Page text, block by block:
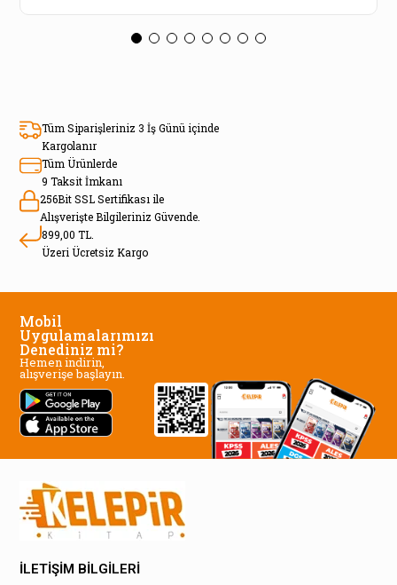
Tüm Siparişleriniz 3 İş Günü içinde
Kargolanır
Tüm Ürünlerde
9 Taksit İmkanı
256Bit SSL Sertifikası ile
Alışverişte Bilgileriniz Güvende.
899,00 TL.
Üzeri Ücretsiz Kargo
Mobil
Uygulamalarımızı
Denediniz mi?
Hemen indirin,
alışverişe başlayın.
İLETİŞİM BİLGİLERİ